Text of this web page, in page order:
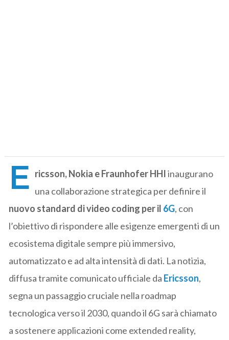
E ricsson, Nokia e Fraunhofer HHIinaugurano
una collaborazione strategica per definire il
nuovo standard di video coding per il 6G, con
l’obiettivo di rispondere alle esigenze emergenti di un
ecosistema digitale sempre più immersivo,
automatizzato e ad alta intensità di dati. La notizia,
diffusa tramite comunicato ufficiale da Ericsson,
segna un passaggio cruciale nella roadmap
tecnologica verso il 2030, quando il 6G sarà chiamato
a sostenere applicazioni come extended reality,